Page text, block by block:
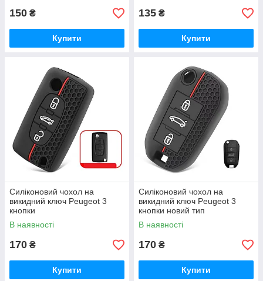
150 ₴
Купити
135 ₴
Купити
Силіконовий чохол на
викидний ключ Peugeot 3
кнопки
В наявності
170 ₴
Купити
Силіконовий чохол на
викидний ключ Peugeot 3
кнопки новий тип
В наявності
170 ₴
Купити